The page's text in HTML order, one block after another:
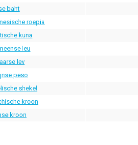
baht
roepia
kuna
leu
lev
peso
shekel
kroon
kroon